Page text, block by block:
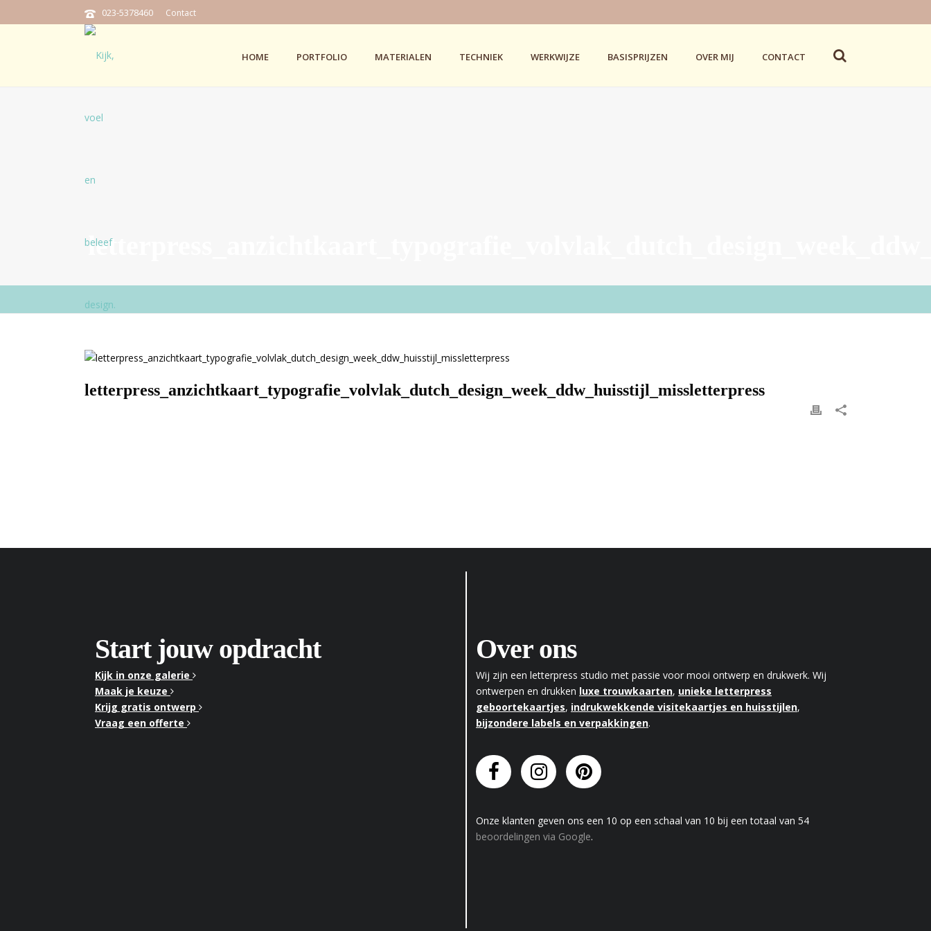
023-5378460 Contact
HOME PORTFOLIO MATERIALEN TECHNIEK WERKWIJZE BASISPRIJZEN OVER MIJ CONTACT
letterpress_anzichtkaart_typografie_volvlak_dutch_design_week_ddw_huisstijl_missletterpress
Start jouw opdracht
Kijk in onze galerie
Maak je keuze
Krijg gratis ontwerp
Vraag een offerte
Over ons
Wij zijn een letterpress studio met passie voor mooi ontwerp en drukwerk. Wij
ontwerpen en drukken luxe trouwkaarten, unieke letterpress
geboortekaartjes, indrukwekkende visitekaartjes en huisstijlen,
bijzondere labels en verpakkingen.
Onze klanten geven ons een 10 op een schaal van 10 bij een totaal van 54
beoordelingen via Google.